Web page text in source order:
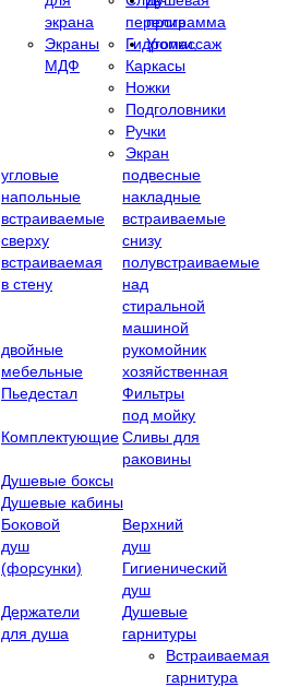
экрана
Экраны
МДФ
перелив
Гидромассаж
Каркасы
Ножки
Подголовники
Ручки
Экран
угловые
подвесные
напольные
накладные
встраиваемые
сверху
встраиваемые
снизу
встраиваемая
в стену
полувстраиваемые
над
стиральной
машиной
двойные
рукомойник
мебельные
хозяйственная
Пьедестал
Фильтры
под мойку
Комплектующие Сливы для
раковины
Душевые боксы
Душевые кабины
программа
Боковой
душ
(форсунки)
Верхний
душ
Гигиенический
душ
Держатели
для душа
Душевые
гарнитуры
Встраиваемая
гарнитура
Уголки,